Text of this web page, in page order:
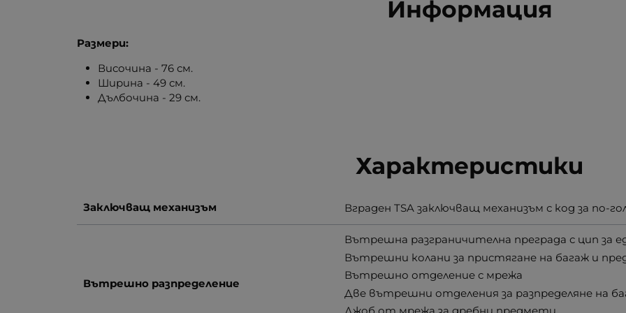
Информация
Размери:
Височина - 76 см.
Ширина - 49 см.
Дълбочина - 29 см.
Характеристики
Заключващ механизъм Вграден TSA заключващ механизъм с код за по-
Вътрешно разпределение
Вътрешна разграничителна преграда с цип за
Вътрешни колани за пристягане на багаж и
Вътрешно отделение с мрежа
Две вътрешни отделения за разпределяне на